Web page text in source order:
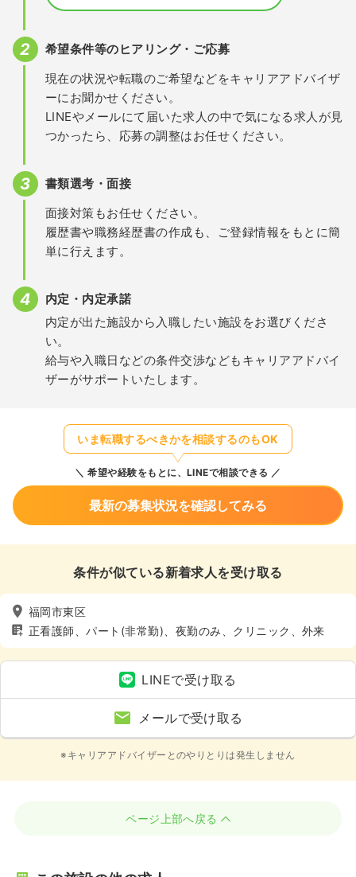
希望条件等のヒアリング・ご応募
現在の状況や転職のご希望などをキャリアアドバイザ
ーにお聞かせください。
LINEやメールにて届いた求人の中で気になる求人が見
つかったら、応募の調整はお任せください。
書類選考・面接
面接対策もお任せください。
履歴書や職務経歴書の作成も、ご登録情報をもとに簡
単に行えます。
内定・内定承諾
内定が出た施設から入職したい施設をお選びくださ
い。
給与や入職日などの条件交渉などもキャリアアドバイ
ザーがサポートいたします。
いま転職するべきかを相談するのもOK
希望や経験をもとに、LINEで相談できる
最新の募集状況を確認してみる
条件が似ている新着求人を受け取る
福岡市東区
正看護師、パート(非常勤)、夜勤のみ、クリニック、外来
LINEで受け取る
メールで受け取る
※キャリアアドバイザーとのやりとりは発生しません
ページ上部へ戻る